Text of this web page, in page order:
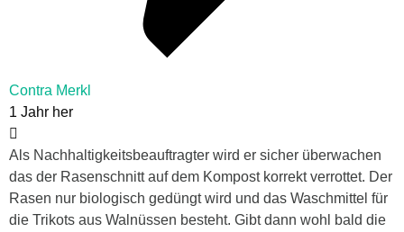
Contra Merkl
1 Jahr her
Als Nachhaltigkeitsbeauftragter wird er sicher überwachen
das der Rasenschnitt auf dem Kompost korrekt verrottet. Der
Rasen nur biologisch gedüngt wird und das Waschmittel für
die Trikots aus Walnüssen besteht. Gibt dann wohl bald die